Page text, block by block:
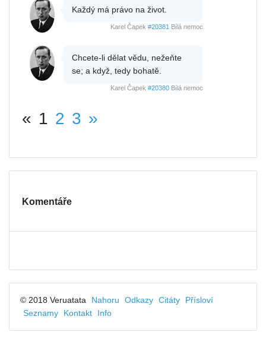
Každý má právo na život.
Karel Čapek #20381 Bílá nemoc
Chcete-li dělat vědu, nežeňte
se; a když, tedy bohatě.
Karel Čapek #20380 Bílá nemoc
« 1 2 3 »
Komentáře
© 2018 Veruatata Nahoru Odkazy Citáty
Přísloví
Seznamy
Kontakt Info